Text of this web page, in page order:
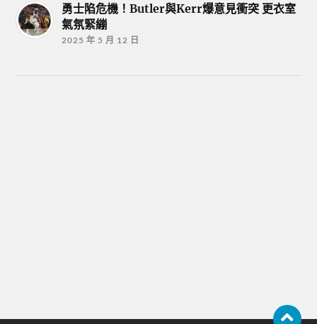
勇士陷危機！Butler與Kerr爆意見衝突 更衣室
氣氛緊繃
2025 年 5 月 12 日